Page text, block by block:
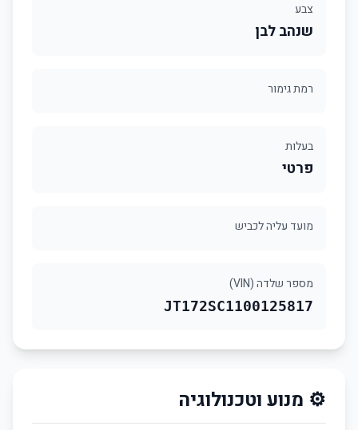
צבע
שנהב לבן
רמת גימור
בעלות
פרטי
מועד עליה לכביש
מספר שלדה (VIN)
JT172SC1100125817
⚙️ מנוע וטכנולוגיה